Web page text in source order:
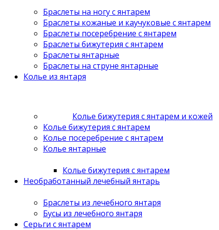
Браслеты на ногу с янтарем
Браслеты кожаные и каучуковые с янтарем
Браслеты посеребрение с янтарем
Браслеты бижутерия с янтарем
Браслеты янтарные
Браслеты на струне янтарные
Колье из янтаря
Колье бижутерия с янтарем и кожей
Колье бижутерия с янтарем
Колье посеребрение с янтарем
Колье янтарные
Колье бижутерия с янтарем
Необработанный лечебный янтарь
Браслеты из лечебного янтаря
Бусы из лечебного янтаря
Серьги с янтарем